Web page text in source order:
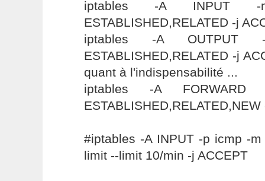
iptables -A INPUT -
ESTABLISHED,RELATED -j
iptables -A OUTPUT
ESTABLISHED,RELATED -j
quant à l'indispensabilité ...
iptables -A
ESTABLISHED,RELATED,NEW
#iptables -A INPUT -p icmp -
limit --limit 10/min -j ACCEPT